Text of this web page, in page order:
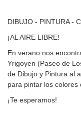
DIBUJO - PINTURA -
¡AL AIRE LIBRE!
En verano nos
Yrigoyen (Paseo de
de Dibujo y Pintura al
para pintar los colores
¡Te esperamos!